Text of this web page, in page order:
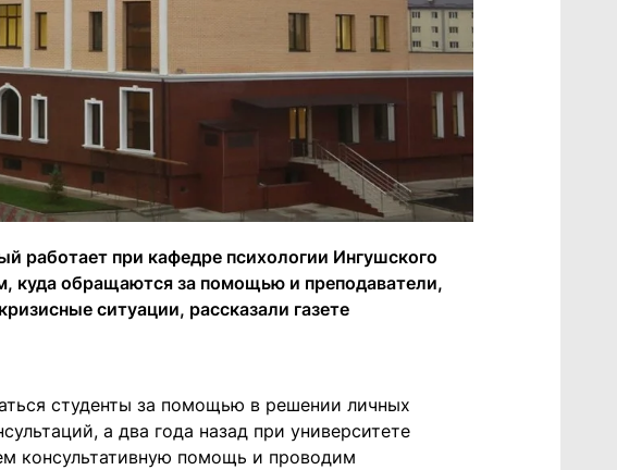
работает при кафедре психологии Ингушского
куда обращаются за помощью и преподаватели,
ситуации, рассказали газете
студенты за помощью в решении личных
а два года назад при университете
консультативную помощь и проводим